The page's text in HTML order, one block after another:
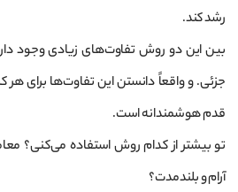
رشد کند.
بین این دو روش تفاوت‌های زیادی وجود
جزئی. و واقعاً دانستن این تفاوت‌ها برای
قدم هوشمندانه است.
تو بیشتر از کدام روش استفاده می‌کنی؟
آرام و بلندمدت؟